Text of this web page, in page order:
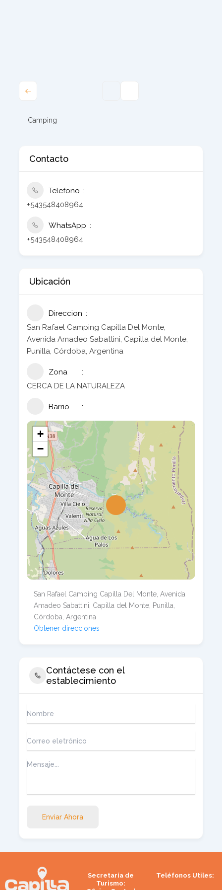
Camping
Contacto
Telefono
+543548408964
WhatsApp
+543548408964
Ubicación
Direccion
San Rafael Camping Capilla Del Monte,
Avenida Amadeo Sabattini, Capilla del Monte,
Punilla, Córdoba, Argentina
Zona
CERCA DE LA NATURALEZA
Barrio
+
−
San Rafael Camping Capilla Del Monte, Avenida
Amadeo Sabattini, Capilla del Monte, Punilla,
Córdoba, Argentina
Obtener direcciones
Contáctese con el
establecimiento
Enviar Ahora
Secretaría de
Turismo:
Teléfonos Utiles: